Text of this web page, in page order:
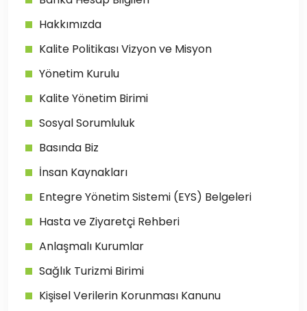
Hakkımızda
Kalite Politikası Vizyon ve Misyon
Yönetim Kurulu
Kalite Yönetim Birimi
Sosyal Sorumluluk
Basında Biz
İnsan Kaynakları
Entegre Yönetim Sistemi (EYS) Belgeleri
Hasta ve Ziyaretçi Rehberi
Anlaşmalı Kurumlar
Sağlık Turizmi Birimi
Kişisel Verilerin Korunması Kanunu